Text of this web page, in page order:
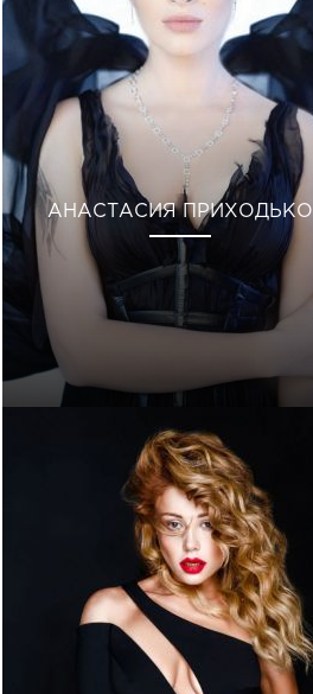
АНАСТАСИЯ ПРИХОДЬКО